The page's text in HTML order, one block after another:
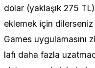
dolar (yaklaşık 275
eklemek için dilerseniz
Games uygulamasını
lafı daha fazla